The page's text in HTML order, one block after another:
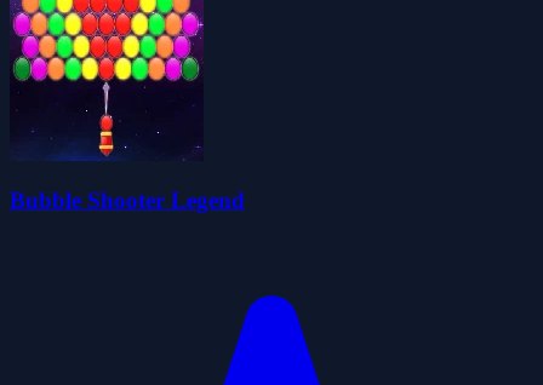
Bubble Shooter Legend